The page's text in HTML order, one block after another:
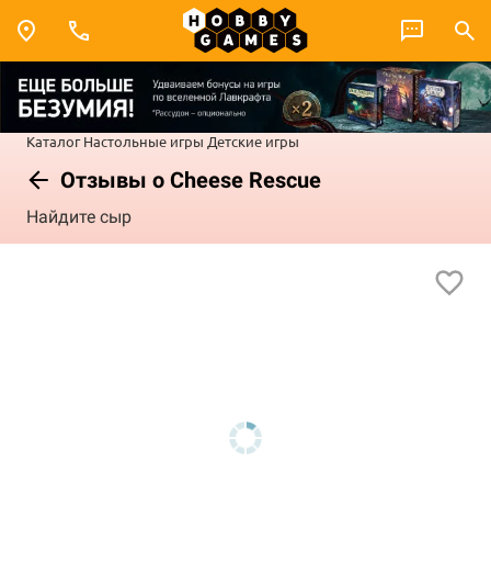
Каталог Настольные игры Детские игры
Отзывы о Cheese Rescue
Найдите сыр